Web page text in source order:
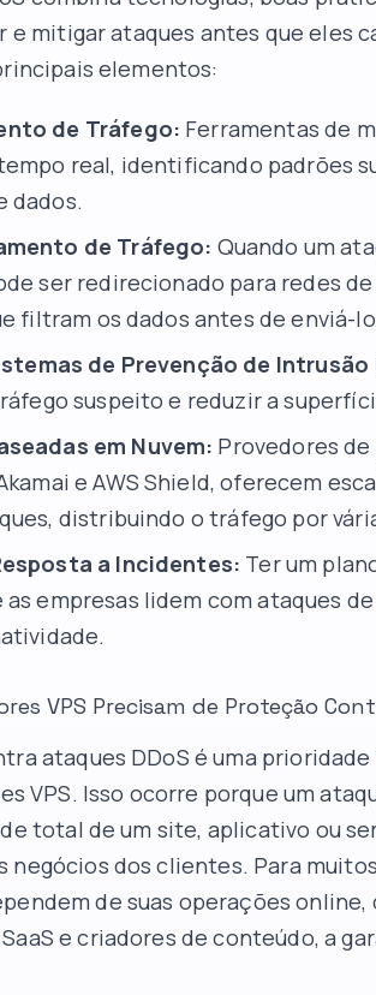
mitigar ataques antes que eles
elementos:
de Tráfego: Ferramentas de
real, identificando padrões
dados.
de Tráfego: Quando um
ser redirecionado para redes
filtram os dados antes de enviá-
de Prevenção de Intrusão
suspeito e reduzir a
em Nuvem: Provedores
e AWS Shield, oferecem
distribuindo o tráfego por
a Incidentes: Ter um
empresas lidem com ataques
VPS Precisam de Proteção
ataques DDoS é uma
VPS. Isso ocorre porque um
total de um site, aplicativo ou
negócios dos clientes. Para
de suas operações
e criadores de conteúdo, a